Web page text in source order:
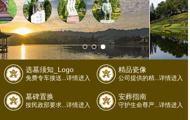
新闻
墓
缅怀
联系
选墓须知_Logo
免费专车接送...详情进入
精品瓷像
公司提供的精...详情进入
墓碑置换
按民政部要求...详情进入
安葬指南
守护生命尊严...详情进入